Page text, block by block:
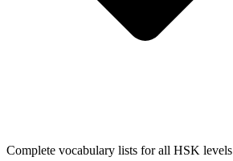
Complete vocabulary lists for all HSK levels